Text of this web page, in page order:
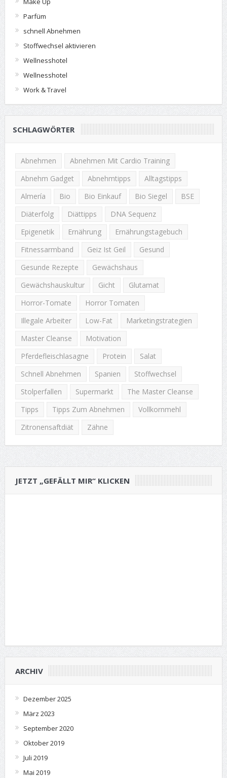
Parfüm
schnell Abnehmen
Stoffwechsel aktivieren
Wellnesshotel
Wellnesshotel
Work & Travel
SCHLAGWÖRTER
Abnehmen
Abnehmen Mit Cardio Training
Abnehm Gadget
Abnehmtipps
Alltagstipps
Almería
Bio Bio Einkauf Bio Siegel
BSE
Diäterfolg
Diättipps
DNA Sequenz
Epigenetik
Ernährung
Ernährungstagebuch
Fitnessarmband
Geiz Ist Geil
Gesund
Gesunde Rezepte
Gewächshaus
Gewächshauskultur
Gicht
Glutamat
Horror-Tomate
Horror Tomaten
Illegale Arbeiter
Low-Fat
Marketingstrategien
Master Cleanse
Motivation
Pferdefleischlasagne
Protein
Salat
Schnell Abnehmen
Spanien
Stoffwechsel
Stolperfallen
Supermarkt
The Master Cleanse
Tipps
Tipps Zum Abnehmen
Vollkornmehl
Zitronensaftdiät
Zähne
JETZT „GEFÄLLT MIR“ KLICKEN
ARCHIV
Dezember 2025
März 2023
September 2020
Oktober 2019
Juli 2019
Mai 2019